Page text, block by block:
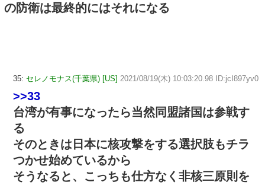
の防衛は最終的にはそれになる
35: セレノモナス(千葉県) [US] 2021/08/19(木) 10:03:20.98 ID:jcI897yv0
>>33
台湾が有事になったら当然同盟諸国は参戦す
る
そのときは日本に核攻撃をする選択肢もチラ
つかせ始めているから
そうなると、こっちも仕方なく非核三原則を